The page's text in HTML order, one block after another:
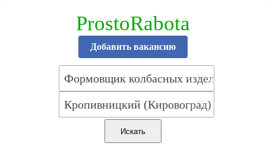
ProstoRabota
Добавить вакансию
X
X